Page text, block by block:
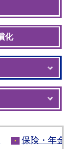
化
保険・年